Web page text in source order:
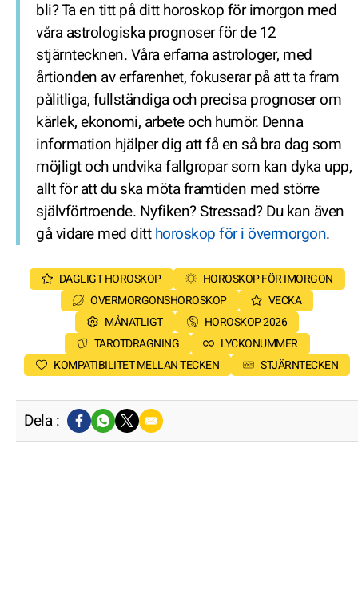
bli? Ta en titt på ditthoroskop för imorgon med
våra astrologiska prognoser för de 12
stjärntecknen. Våra erfarna astrologer, med
årtionden av erfarenhet, fokuserar på att ta fram
pålitliga, fullständiga och precisa prognoser om
kärlek, ekonomi, arbete och humör. Denna
information hjälper dig att få en så bra dag som
möjligt och undvika fallgropar som kan dyka upp,
allt för att du ska möta framtiden med större
självförtroende. Nyfiken? Stressad? Du kan även
gå vidare med ditthoroskop för i övermorgon.
DAGLIGT HOROSKOP
HOROSKOP FÖR IMORGON
ÖVERMORGONSHOROSKOP
VECKA
MÅNATLIGT
HOROSKOP 2026
TAROTDRAGNING
LYCKONUMMER
KOMPATIBILITET MELLAN TECKEN
STJÄRNTECKEN
Dela :